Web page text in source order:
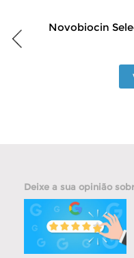
Novobiocin
Deixe a sua opinião